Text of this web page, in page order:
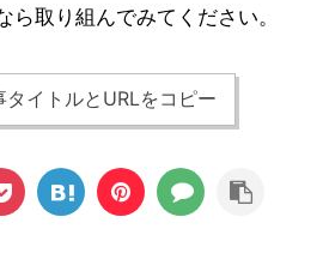
ら取り組んでみてください。
タイトルとURLをコピー